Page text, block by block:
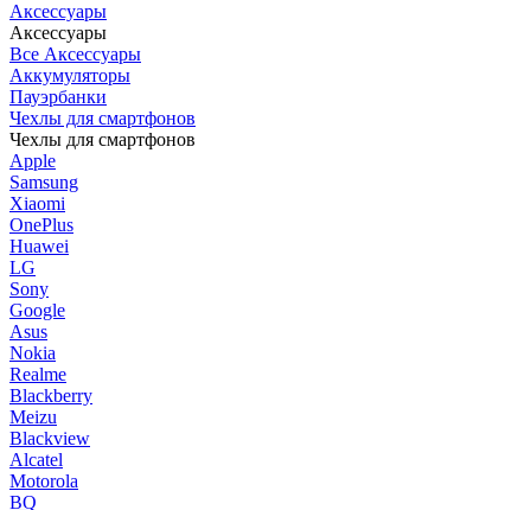
Аксессуары
Аксессуары
Все Аксессуары
Аккумуляторы
Пауэрбанки
Чехлы для смартфонов
Чехлы для смартфонов
Apple
Samsung
Xiaomi
OnePlus
Huawei
LG
Sony
Google
Asus
Nokia
Realme
Blackberry
Meizu
Blackview
Alcatel
Motorola
BQ